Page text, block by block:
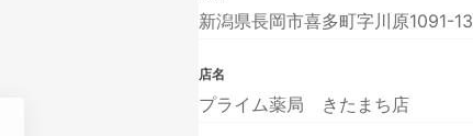
新潟県長岡市喜多町字川原1091-13
店名
プライム薬局 きたまち店